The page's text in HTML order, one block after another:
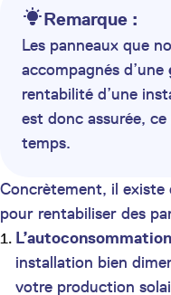
Remarque :
Les panneaux que
accompagnés d’une
rentabilité d’une
est donc assurée, ce
temps.
Concrètement, il existe
pour rentabiliser des
installation bien
votre production